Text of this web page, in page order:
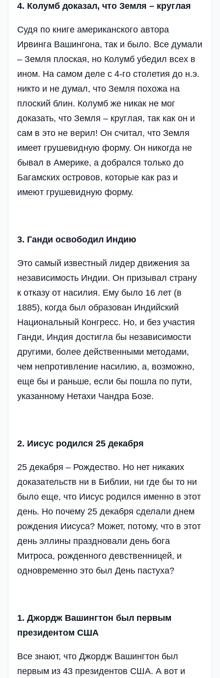
4. Колумб доказал, что Земля – круглая
Судя по книге американского автора
Ирвинга Вашингона, так и было. Все думали
– Земля плоская, но Колумб убедил всех в
ином. На самом деле с 4-го столетия до н.э.
никто и не думал, что Земля похожа на
плоский блин. Колумб же никак не мог
доказать, что Земля – круглая, так как он и
сам в это не верил! Он считал, что Земля
имеет грушевидную форму. Он никогда не
бывал в Америке, а добрался только до
Багамских островов, которые как раз и
имеют грушевидную форму.
3. Ганди освободил Индию
Это самый известный лидер движения за
независимость Индии. Он призывал страну
к отказу от насилия. Ему было 16 лет (в
1885), когда был образован Индийский
Национальный Конгресс. Но, и без участия
Ганди, Индия достигла бы независимости
другими, более действенными методами,
чем непротивление насилию, а, возможно,
еще бы и раньше, если бы пошла по пути,
указанному Нетахи Чандра Бозе.
2. Иисус родился 25 декабря
25 декабря – Рождество. Но нет никаких
доказательств ни в Библии, ни где бы то ни
было еще, что Иисус родился именно в этот
день. Но почему 25 декабря сделали днем
рождения Иисуса? Может, потому, что в этот
день эллины праздновали день бога
Митроса, рожденного девственницей, и
одновременно это был День пастуха?
1. Джордж Вашингтон был первым
президентом США
Все знают, что Джордж Вашингтон был
первым из 43 президентов США. А вот и